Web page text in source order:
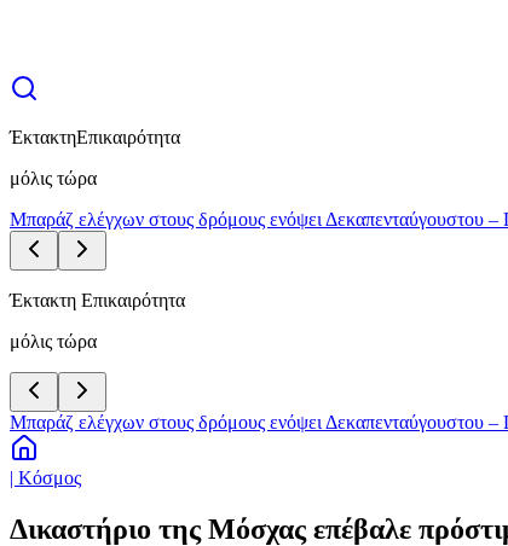
ΈκτακτηΕπικαιρότητα
μόλις τώρα
Μπαράζ ελέγχων στους δρόμους ενόψει Δεκαπενταύγουστου
Έκτακτη Επικαιρότητα
μόλις τώρα
Μπαράζ ελέγχων στους δρόμους ενόψει Δεκαπενταύγουστου
| Κόσμος
Δικαστήριο της Μόσχας επέβαλε